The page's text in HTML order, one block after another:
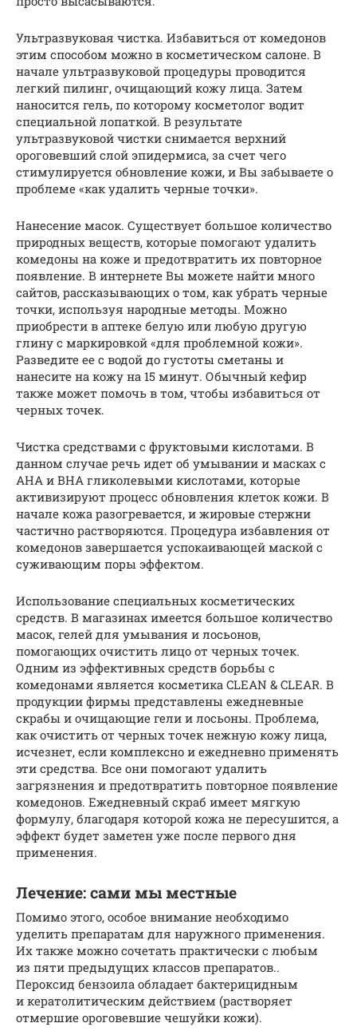
Ультразвуковая чистка. Избавиться от комедонов
этим способом можно в косметическом салоне. В
начале ультразвуковой процедуры проводится
легкий пилинг, очищающий кожу лица. Затем
наносится гель, по которому косметолог водит
специальной лопаткой. В результате
ультразвуковой чистки снимается верхний
ороговевший слой эпидермиса, за счет чего
стимулируется обновление кожи, и Вы забываете о
проблеме «как удалить черные точки».
Нанесение масок. Существует большое количество
природных веществ, которые помогают удалить
комедоны на коже и предотвратить их повторное
появление. В интернете Вы можете найти много
сайтов, рассказывающих о том, как убрать черные
точки, используя народные методы. Можно
приобрести в аптеке белую или любую другую
глину с маркировкой «для проблемной кожи».
Разведите ее с водой до густоты сметаны и
нанесите на кожу на 15 минут. Обычный кефир
также может помочь в том, чтобы избавиться от
черных точек.
Чистка средствами с фруктовыми кислотами. В
данном случае речь идет об умывании и масках с
АНА и BHA гликолевыми кислотами, которые
активизируют процесс обновления клеток кожи. В
начале кожа разогревается, и жировые стержни
частично растворяются. Процедура избавления от
комедонов завершается успокаивающей маской с
суживающим поры эффектом.
Использование специальных косметических
средств. В магазинах имеется большое количество
масок, гелей для умывания и лосьонов,
помогающих очистить лицо от черных точек.
Одним из эффективных средств борьбы с
комедонами является косметика CLEAN & CLEAR. В
продукции фирмы представлены ежедневные
скрабы и очищающие гели и лосьоны. Проблема,
как очистить от черных точек нежную кожу лица,
исчезнет, если комплексно и ежедневно применять
эти средства. Все они помогают удалить
загрязнения и предотвратить повторное появление
комедонов. Ежедневный скраб имеет мягкую
формулу, благодаря которой кожа не пересушится, а
эффект будет заметен уже после первого дня
применения.
Лечение: сами мы местные
Помимо этого, особое внимание необходимо
уделить препаратам для наружного применения.
Их также можно сочетать практически с любым
из пяти предыдущих классов препаратов..
Пероксид бензоила обладает бактерицидным
и кератолитическим действием (растворяет
отмершие ороговевшие чешуйки кожи).